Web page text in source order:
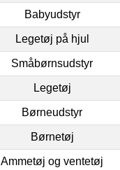
Babyudstyr
Legetøj på hjul
Småbørnsudstyr
Legetøj
Børneudstyr
Børnetøj
Ammetøj og ventetøj